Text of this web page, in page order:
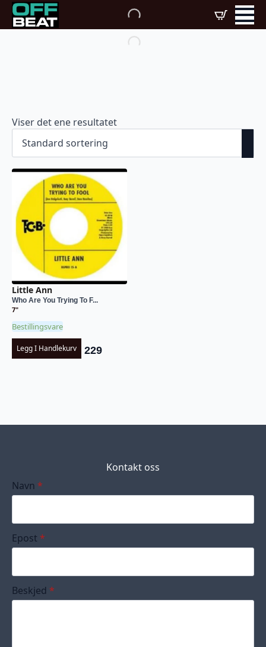
Viser det ene resultatet
Little Ann
Who Are You Trying To F...
7"
Bestillingsvare
Legg I Handlekurv 229
Kontakt oss
Navn *
Epost *
Beskjed *